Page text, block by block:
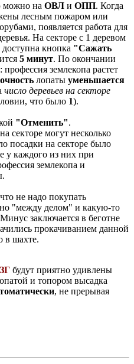
можно на ОВЛ и ОПП. Когда
лесным пожаром или
появляется работа для
На секторе с 1 деревом
кнопка "Сажать
5 минут. По окончании
землекопа растет
лопаты уменьшается
число деревьев на секторе
что было 1).
"Отменить".
секторе могут несколько
посадки на секторе было
у каждого из них при
землекопа и
не надо покупать
"между делом" и какую-то
заключается в беготне
прокачиванием данной
в шахте.
будут приятно удивлены
и топором высадка
, не прерывая